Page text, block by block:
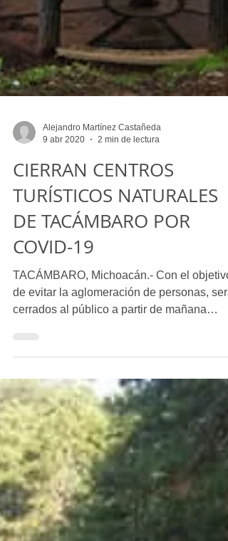
Alejandro Martínez Castañeda
9 abr 2020
2 min de lectura
CIERRAN CENTROS
TURÍSTICOS NATURALES
DE TACÁMBARO POR
COVID-19
de evitar la aglomeración de personas,
viernes y...